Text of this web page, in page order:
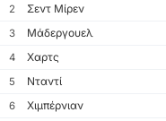
2
Σεντ Μίρεν
3
Μάδεργουελ
4
Χαρτς
5
Νταντί
6
Χιμπέρνιαν